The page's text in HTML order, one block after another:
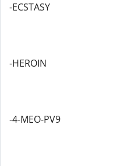
-ECSTASY
-HEROIN
-4-MEO-PV9